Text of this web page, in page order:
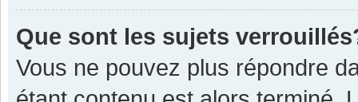
Que sont les sujets
Vous ne pouvez plus répondre